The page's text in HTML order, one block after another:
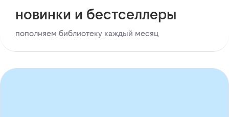
новинки и бестселлеры
пополняем библиотеку каждый месяц